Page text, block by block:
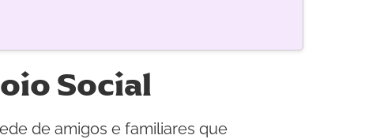
Social
de amigos e familiares que